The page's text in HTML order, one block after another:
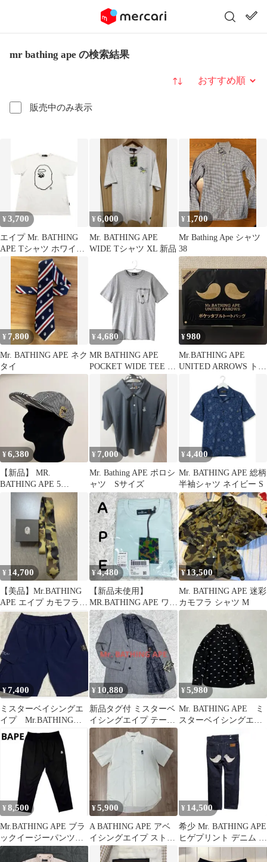
mr bathing ape の検索結果
販売中のみ表示
並び替え
¥3,700
エイプ Mr. BATHING
APE Tシャツ ホワイト
人気
¥6,000
Mr. BATHING APE
WIDE Tシャツ XL 新品
¥ 1,700
Mr Bathing Ape シャツ
38
¥ 7,800
Mr. BATHING APE ネク
タイ
¥ 4,680
MR BATHING APE
POCKET WIDE TEE エ
イプ Tシャツ
¥980
Mr.BATHING APE
UNITED ARROWS トー
¥6,380
【新品】 MR.
BATHING APE 5
PANELS キャップ エイ
¥ 7,000
Mr. Bathing APE ポロシ
ャツ Sサイズ
¥4,400
Mr. BATHING APE 総柄
半袖シャツ ネイビー S
¥ 14,700
【美品】Mr.BATHING
APE エイプ カモフラ
迷彩 ネクタイ
¥4,480
【新品未使用】
MR.BATHING APE ワイ
ドTシャツ ポケットT
サックス
¥13,500
Mr. BATHING APE 迷彩
カモフラ シャツ M
¥7,400
ミスターベイシングエ
イプ Mr.BATHING
APE ショートパンツ
原宿 M
¥ 10,880
新品タグ付 ミスターベ
イシングエイプ テーラ
ードジャケット 迷彩 チ
ェック 46
¥5,980
Mr. BATHING APE ミ
スターベイシングエイ
¥ 8,500
Mr.BATHING APE ブラ
ックイージーパンツ
M
¥5,900
A BATHING APE アベ
イシングエイプ ストラ
イプ 半袖シャツ Mサイ
¥ 14,500
希少 Mr. BATHING APE
ヒゲプリント デニム 34
APE 日本製